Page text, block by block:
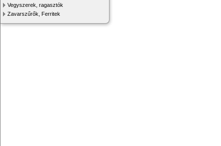
Vegyszerek, ragasztók
Zavarszűrők, Ferritek